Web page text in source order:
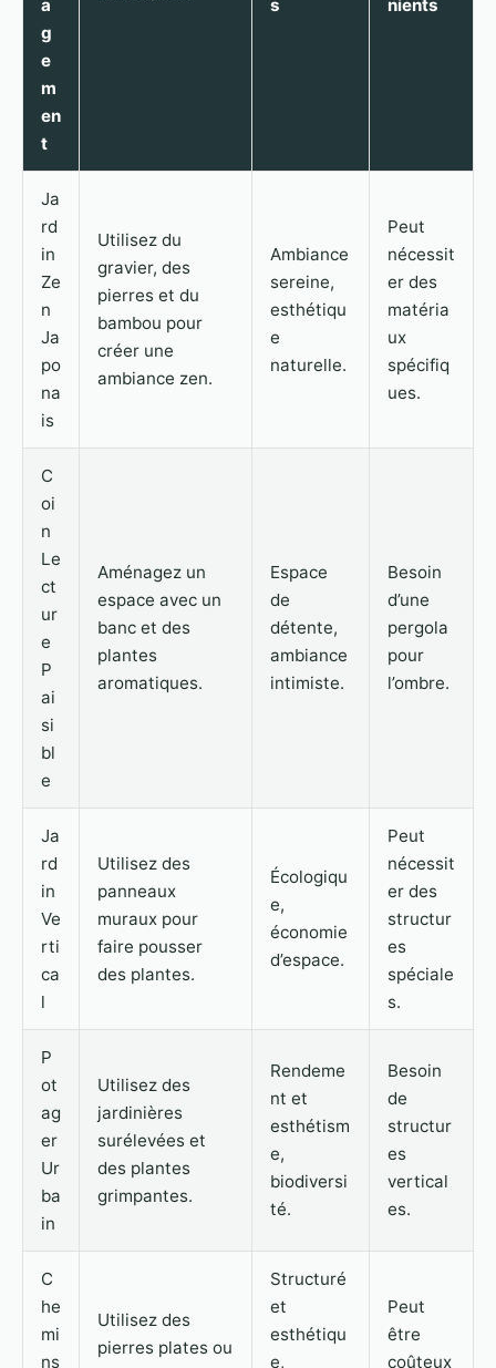
a
g
e
m
en
t
s
nients
Ja
rd
in
Ze
n
Ja
po
na
is
Utilisez du
gravier, des
pierres et du
bambou pour
créer une
ambiance zen.
Ambiance
sereine,
esthétiqu
e
naturelle.
Peut
nécessit
er des
matéria
ux
spécifiq
ues.
C
oi
n
Le
ct
ur
e
P
ai
si
bl
e
Aménagez un
espace avec un
banc et des
plantes
aromatiques.
Espace
de
détente,
ambiance
intimiste.
Besoin
d’une
pergola
pour
l’ombre.
Ja
rd
in
Ve
rti
ca
l
Utilisez des
panneaux
muraux pour
faire pousser
des plantes.
Écologiqu
e,
économie
d’espace.
Peut
nécessit
er des
structur
es
spéciale
s.
P
ot
ag
er
Ur
ba
in
Utilisez des
jardinières
surélevées et
des plantes
grimpantes.
Rendeme
nt et
esthétism
e,
biodiversi
té.
Besoin
de
structur
es
vertical
es.
C
he
mi
ns
Utilisez des
pierres plates ou
Structuré
et
esthétiqu
e,
Peut
être
coûteux